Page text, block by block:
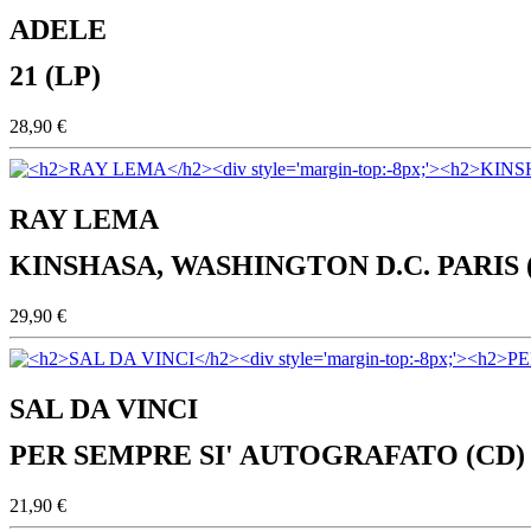
ADELE
21 (LP)
28,90 €
RAY LEMA
KINSHASA, WASHINGTON D.C. PARIS
29,90 €
SAL DA VINCI
PER SEMPRE SI' AUTOGRAFATO (CD)
21,90 €